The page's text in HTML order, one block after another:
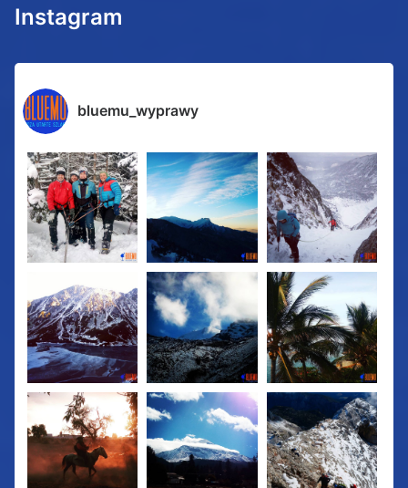
Instagram
bluemu_wyprawy